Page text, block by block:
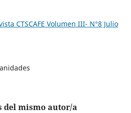
CTSCAFE Volumen III- N°8 Julio
del mismo autor/a